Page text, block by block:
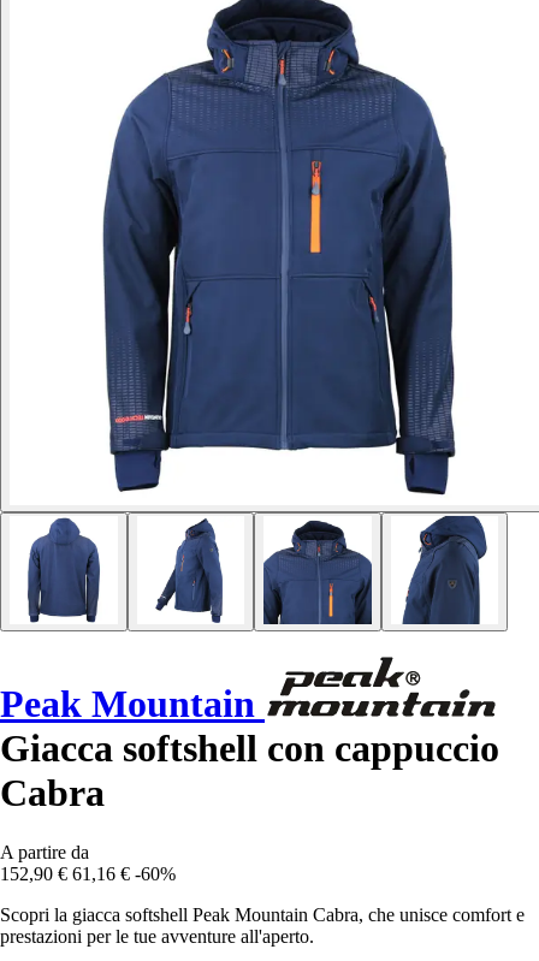
Peak Mountain
Giacca softshell con cappuccio
Cabra
A partire da
152,90 € 61,16 € -60%
Scopri la giacca softshell Peak Mountain Cabra, che unisce comfort e
prestazioni per le tue avventure all'aperto.